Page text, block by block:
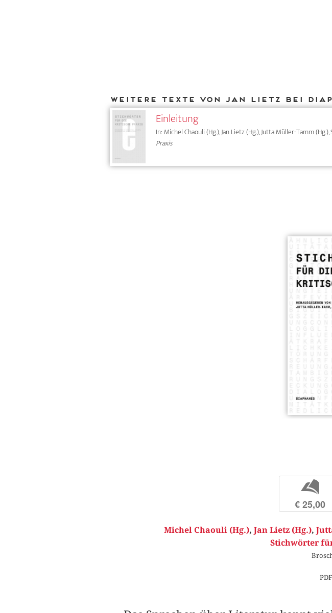
Weitere Texte von Jan Lietz bei
Einleitung
In: Michel Chaouli (Hg.), Jan Lietz (Hg.), Jutta Müller-Tamm
Praxis
b
€ 25,00
Michel Chaouli (Hg.), Jan Lietz (Hg.),
Stichwörter